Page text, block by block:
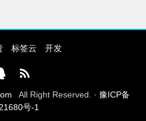
标签云 开发
All Right Reserved. · 豫ICP备
号-1